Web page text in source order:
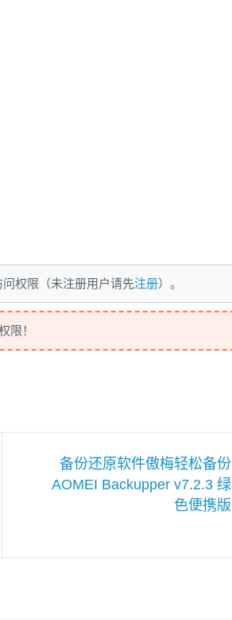
权限（未注册用户请先注册）。
限！
备份还原软件傲梅轻松备份
AOMEI Backupper v7.2.3 绿
色便携版